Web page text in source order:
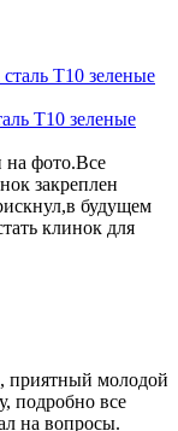
T10 зеленые
на фото.Все
закреплен
будущем
клинок для
приятный молодой
подробно все
на вопросы.